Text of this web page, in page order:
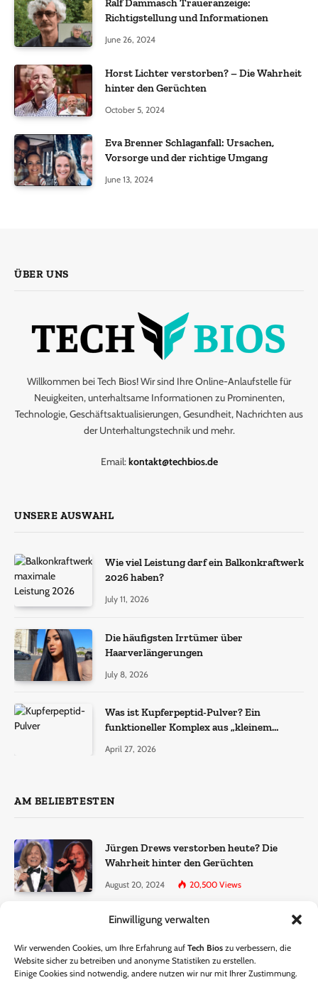
Einwilligung verwalten
Wir verwenden Cookies, um Ihre Erfahrung auf Tech Bios zu verbessern, die
Website sicher zu betreiben und anonyme Statistiken zu erstellen.
Einige Cookies sind notwendig, andere nutzen wir nur mit Ihrer Zustimmung.
Ralf Dammasch Traueranzeige:
Richtigstellung und Informationen
June 26, 2024
Horst Lichter verstorben? – Die Wahrheit
hinter den Gerüchten
October 5, 2024
Eva Brenner Schlaganfall: Ursachen,
Vorsorge und der richtige Umgang
June 13, 2024
ÜBER UNS
Willkommen bei Tech Bios! Wir sind Ihre Online-Anlaufstelle für
Neuigkeiten, unterhaltsame Informationen zu Prominenten,
Technologie, Geschäftsaktualisierungen, Gesundheit, Nachrichten aus
der Unterhaltungstechnik und mehr.
Email: kontakt@techbios.de
UNSERE AUSWAHL
Wie viel Leistung darf ein Balkonkraftwerk
2026 haben?
July 11, 2026
Die häufigsten Irrtümer über
Haarverlängerungen
July 8, 2026
Was ist Kupferpeptid-Pulver? Ein
funktioneller Komplex aus „kleinem
April 27, 2026
AM BELIEBTESTEN
Jürgen Drews verstorben heute? Die
Wahrheit hinter den Gerüchten
August 20, 2024 20,500 Views
Ralf Dammasch Traueranzeige:
June 26, 2024 13,285Views